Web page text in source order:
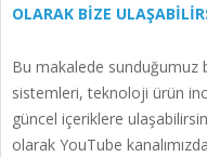
OLARAK BİZE
Bu makalede sunduğumuz
sistemleri, teknoloji ürün
güncel içeriklere
olarak YouTube